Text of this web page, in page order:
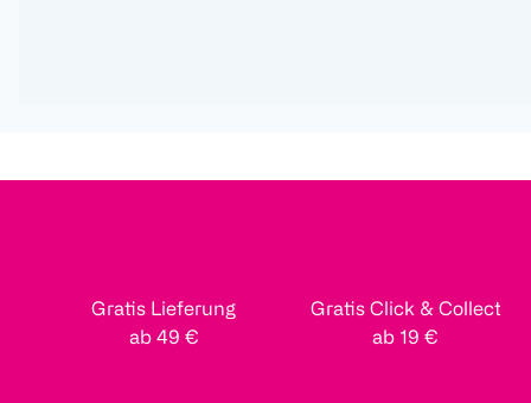
Gratis Lieferung
ab 49 €
Gratis Click & Collect
ab 19 €